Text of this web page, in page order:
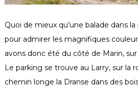
Quoi de mieux qu’une balade dans
pour admirer les magnifiques
avons donc été du côté de Marin,
Le parking se trouve au Larry, sur la
chemin longe la Dranse dans des